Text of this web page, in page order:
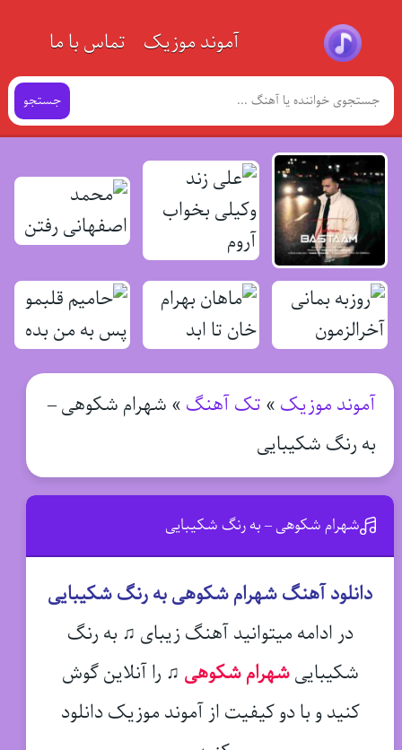
آموند موزیک تماس با ما
جستجو
آموند موزیک » تک آهنگ » شهرام شکوهی –
به رنگ شکیبایی
شهرام شکوهی – به رنگ شکیبایی
دانلود آهنگ شهرام شکوهی به رنگ شکیبایی
در ادامه میتوانید آهنگ زیبای ♫ به رنگ
شکیباییشهرام شکوهی ♫ را آنلاین گوش
کنید و با دو کیفیت از آموند موزیک دانلود